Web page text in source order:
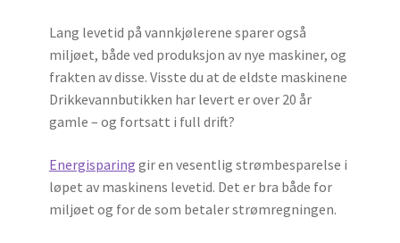
Lang levetid på vannkjølerene sparer også
miljøet, både ved produksjon av nye maskiner, og
frakten av disse. Visste du at de eldste maskinene
Drikkevannbutikken har levert er over 20 år
gamle – og fortsatt i full drift?
Energisparing gir en vesentlig strømbesparelse i
løpet av maskinens levetid. Det er bra både for
miljøet og for de som betaler strømregningen.